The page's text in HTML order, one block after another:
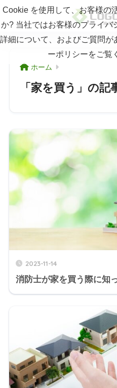
ホーム
「家を買う」の記
2023-11-14
消防士が家を買う際に知
Cookie を使用して、お客様の
か? 当社ではお客様のプライバ
詳細について、およびご質問
ーポリシーをご覧